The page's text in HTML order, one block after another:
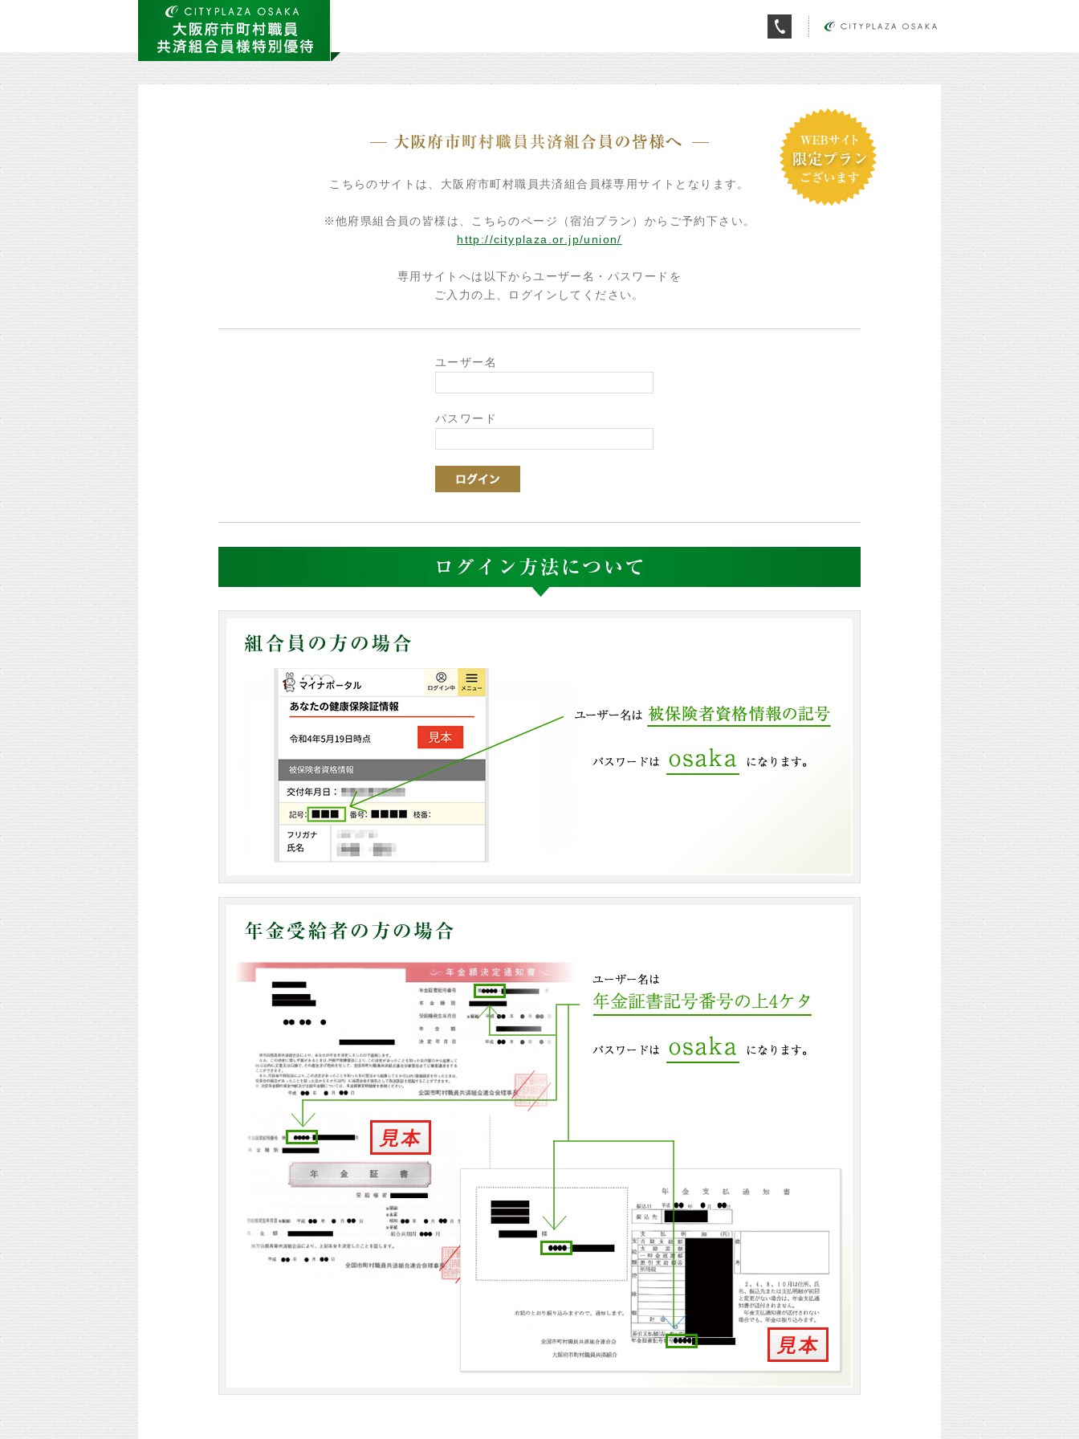
ログインページ｜シティプラザ大
阪｜組合員様特別優待サイト
こちらのサイトは、大阪府市町村職員共済組合員様専用サイトとなります。
※他府県組合員の皆様は、こちらのページ（宿泊プラン）からご予約下さい。
http://cityplaza.or.jp/union/
専用サイトへは以下からユーザー名・パスワードを
ご入力の上、ログインしてください。
ユーザー名
パスワード